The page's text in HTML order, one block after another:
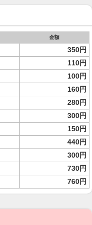
金額
350円
110円
100円
160円
280円
300円
150円
440円
300円
730円
760円